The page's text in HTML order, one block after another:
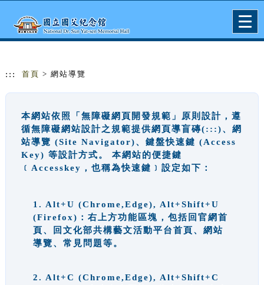
::: 首頁 > 網站導覽
本網站依照「無障礙網頁開發規範」原則設計，遵
循無障礙網站設計之規範提供網頁導盲磚(:::)、網
站導覽 (Site Navigator)、鍵盤快速鍵 (Access
Key) 等設計方式。 本網站的便捷鍵
﹝Accesskey，也稱為快速鍵﹞設定如下：
1. Alt+U (Chrome,Edge), Alt+Shift+U
(Firefox)：右上方功能區塊，包括回官網首
頁、回文化部共構藝文活動平台首頁、網站
導覽、常見問題等。
2. Alt+C (Chrome,Edge), Alt+Shift+C